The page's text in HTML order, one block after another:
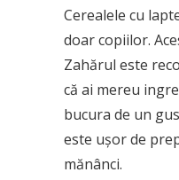
Cerealele cu
doar copiilor.
Zahărul este
că ai mereu
bucura de un
este ușor de
mănânci.